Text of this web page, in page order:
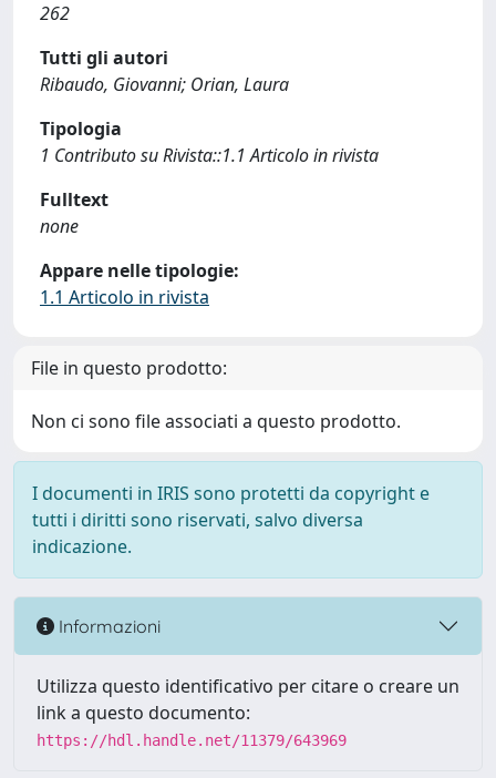
262
Tutti gli autori
Ribaudo, Giovanni; Orian, Laura
Tipologia
1 Contributo su Rivista::1.1 Articolo in rivista
Fulltext
none
Appare nelle tipologie:
1.1 Articolo in rivista
File in questo prodotto:
Non ci sono file associati a questo prodotto.
I documenti in IRIS sono protetti da copyright e
tutti i diritti sono riservati, salvo diversa
indicazione.
Informazioni
Utilizza questo identificativo per citare o creare un
link a questo documento:
https://hdl.handle.net/11379/643969